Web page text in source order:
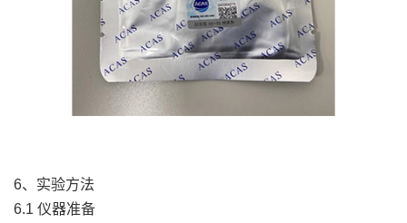
6、实验方法
6.1 仪器准备